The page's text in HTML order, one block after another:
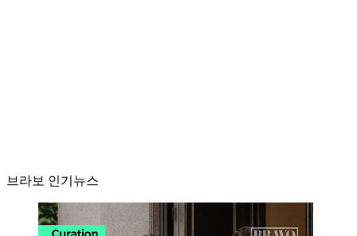
브라보 인기뉴스